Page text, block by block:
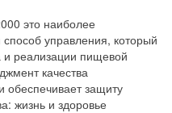
это наиболее
управления, который
и реализации пищевой
качества
обеспечивает защиту
жизнь и здоровье